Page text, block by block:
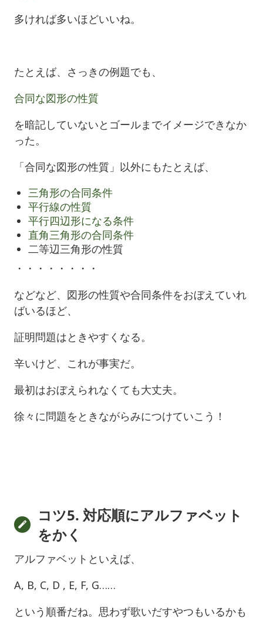
多ければ多いほどいいね。
たとえば、さっきの例題でも、
合同な図形の性質
を暗記していないとゴールまでイメージできなか
った。
「合同な図形の性質」以外にもたとえば、
三角形の合同条件
平行線の性質
平行四辺形になる条件
直角三角形の合同条件
二等辺三角形の性質
・・・・・・・・
などなど、図形の性質や合同条件をおぼえていれ
ばいるほど、
証明問題はときやすくなる。
辛いけど、これが事実だ。
最初はおぼえられなくても大丈夫。
徐々に問題をときながらみにつけていこう！
コツ5. 対応順にアルファベット
をかく
アルファベットといえば、
A, B, C, D , E, F, G……
という順番だね。思わず歌いだすやつもいるかも